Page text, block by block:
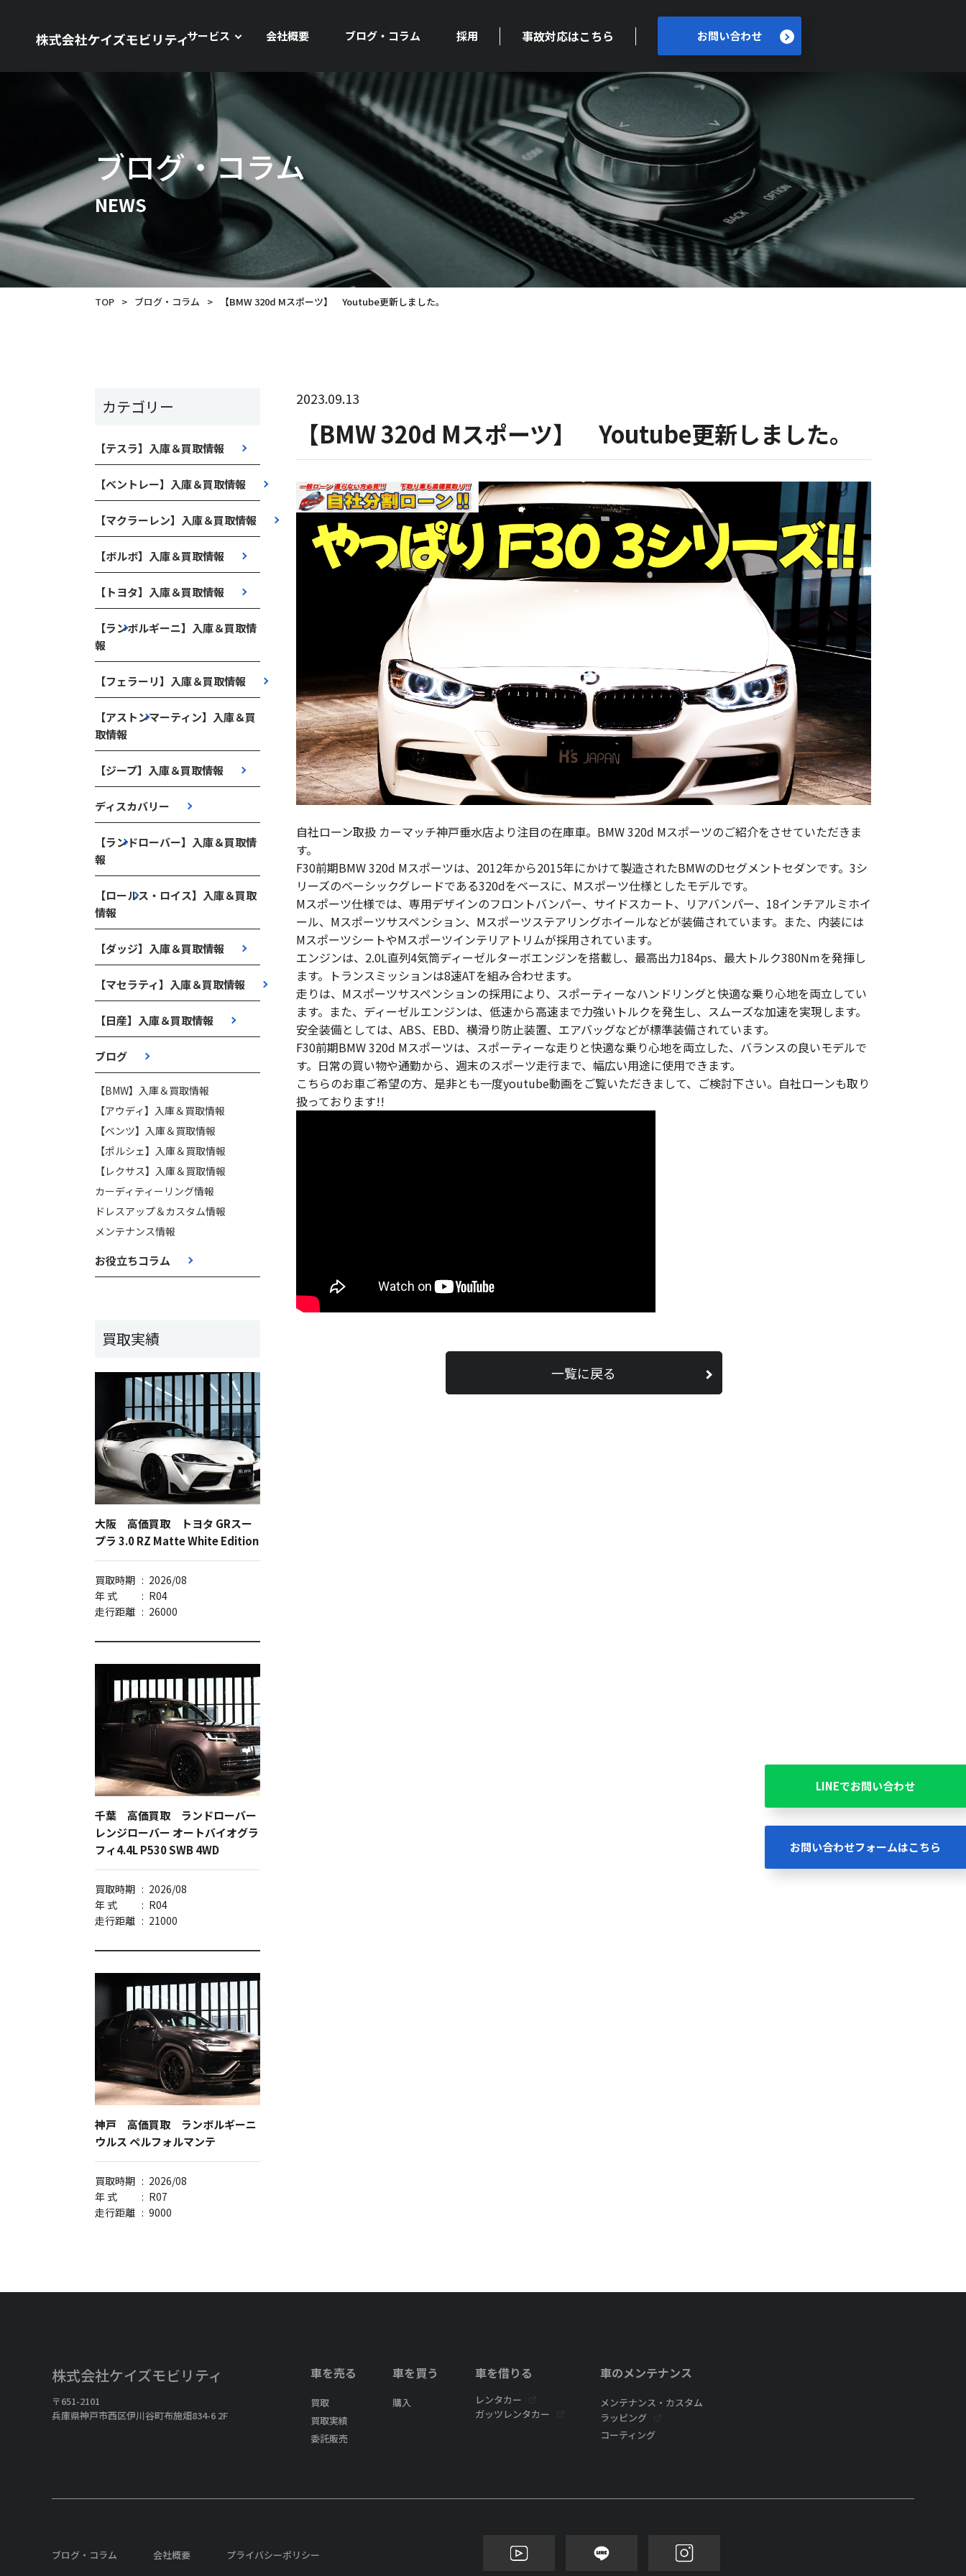
サービス 会社概要 ブログ・コラム 採用 事故対応はこちら お問い合わせ
ブログ・コラム
NEWS
TOP > ブログ・コラム > 【BMW 320d Mスポーツ】 Youtube更新しました。
LINEでお問い合わせ
お問い合わせフォームはこちら
カテゴリー
【テスラ】入庫＆買取情報
【ベントレー】入庫＆買取情報
【マクラーレン】入庫＆買取情報
【ボルボ】入庫＆買取情報
【トヨタ】入庫＆買取情報
【ランボルギーニ】入庫＆買取情
報
【フェラーリ】入庫＆買取情報
【アストンマーティン】入庫＆買
取情報
【ジープ】入庫＆買取情報
ディスカバリー
【ランドローバー】入庫＆買取情
報
【ロールス・ロイス】入庫＆買取
情報
【ダッジ】入庫＆買取情報
【マセラティ】入庫＆買取情報
【日産】入庫＆買取情報
ブログ
【BMW】入庫＆買取情報
【アウディ】入庫＆買取情報
【ベンツ】入庫＆買取情報
【ポルシェ】入庫＆買取情報
【レクサス】入庫＆買取情報
カーディティーリング情報
ドレスアップ＆カスタム情報
メンテナンス情報
お役立ちコラム
買取実績
大阪 高価買取 トヨタ GRスー
プラ 3.0 RZ Matte White Edition
買取時期 : 2026/08
年 式
: R04
走行距離 : 26000
千葉 高価買取 ランドローバー
レンジローバー オートバイオグラ
フィ4.4L P530 SWB 4WD
買取時期 : 2026/08
年 式
: R04
走行距離 : 21000
神戸 高価買取 ランボルギーニ
ウルス ペルフォルマンテ
買取時期 : 2026/08
年 式
: R07
走行距離 : 9000
2023.09.13
【BMW 320d Mスポーツ】 Youtube更新しました。
自社ローン取扱 カーマッチ神戸垂水店より注目の在庫車。BMW 320d Mスポーツのご紹介をさせていただきま
す。
F30前期BMW 320d Mスポーツは、2012年から2015年にかけて製造されたBMWのDセグメントセダンです。3シ
リーズのベーシックグレードである320dをベースに、Mスポーツ仕様としたモデルです。
Mスポーツ仕様では、専用デザインのフロントバンパー、サイドスカート、リアバンパー、18インチアルミホイ
ール、Mスポーツサスペンション、Mスポーツステアリングホイールなどが装備されています。また、内装には
MスポーツシートやMスポーツインテリアトリムが採用されています。
エンジンは、2.0L直列4気筒ディーゼルターボエンジンを搭載し、最高出力184ps、最大トルク380Nmを発揮し
ます。トランスミッションは8速ATを組み合わせます。
走りは、Mスポーツサスペンションの採用により、スポーティーなハンドリングと快適な乗り心地を両立してい
ます。また、ディーゼルエンジンは、低速から高速まで力強いトルクを発生し、スムーズな加速を実現します。
安全装備としては、ABS、EBD、横滑り防止装置、エアバッグなどが標準装備されています。
F30前期BMW 320d Mスポーツは、スポーティーな走りと快適な乗り心地を両立した、バランスの良いモデルで
す。日常の買い物や通勤から、週末のスポーツ走行まで、幅広い用途に使用できます。
こちらのお車ご希望の方、是非とも一度youtube動画をご覧いただきまして、ご検討下さい。自社ローンも取り
扱っております!!
一覧に戻る
株式会社ケイズモビリティ
〒651-2101
兵庫県神戸市西区伊川谷町布施畑834-6 2F
車を売る
買取
買取実績
委託販売
車を買う
購入
車を借りる
レンタカー
ガッツレンタカー
車のメンテナンス
メンテナンス・カスタム
ラッピング
コーティング
ブログ・コラム 会社概要 プライバシーポリシー